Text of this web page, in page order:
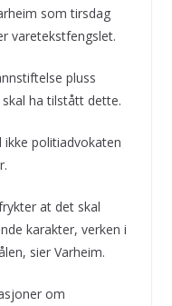
som tirsdag
varetekstfengslet.
pluss
ha tilstått dette.
politiadvokaten
at det skal
karakter, verken i
sier Varheim.
om